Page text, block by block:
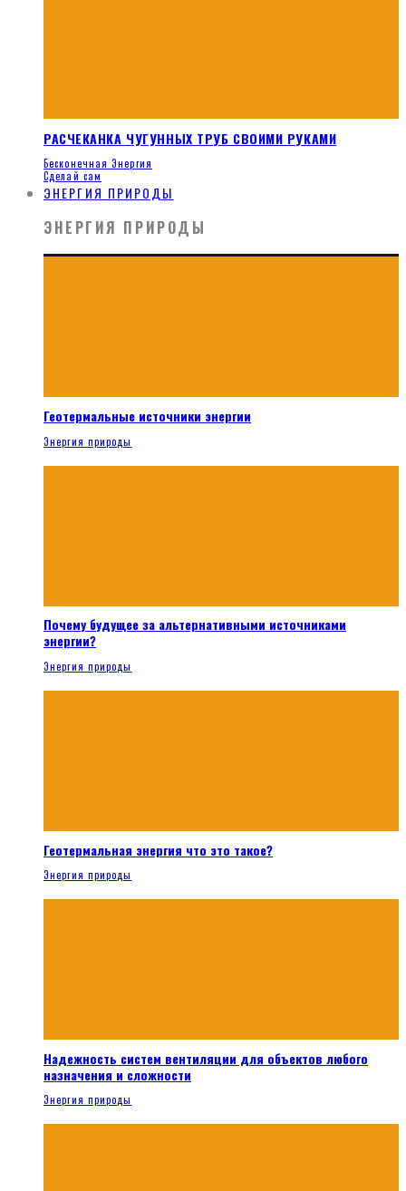
РАСЧЕКАНКА ЧУГУННЫХ ТРУБ СВОИМИ РУКАМИ
Бесконечная Энергия
Сделай сам
ЭНЕРГИЯ ПРИРОДЫ
ЭНЕРГИЯ ПРИРОДЫ
Геотермальные источники энергии
Энергия природы
Почему будущее за альтернативными источниками
энергии?
Энергия природы
Геотермальная энергия что это такое?
Энергия природы
Надежность систем вентиляции для объектов любого
назначения и сложности
Энергия природы